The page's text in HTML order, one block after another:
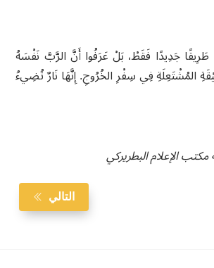
فِي الرُّوحِ القُدُسِ وَالنَّارِ" (لُوقَا 3: 16). لَمْ يَكْتَشِفُوا طَرِيقًا جَدِيدًا فَقَطْ، بَلْ عَرَفُوا أَنَّ الرَّبَّ نَفْسَهُ
المُشْتَعِلَةِ فِي سِفْرِ الخُرُوجِ. إِنَّهَا نَارٌ تُضِيءُ
الإعلام البطريركي
التالي